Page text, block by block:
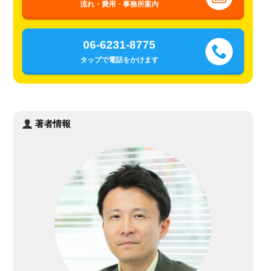
流れ・費用・事務所案内
06-6231-8775
タップで電話をかけます
著者情報